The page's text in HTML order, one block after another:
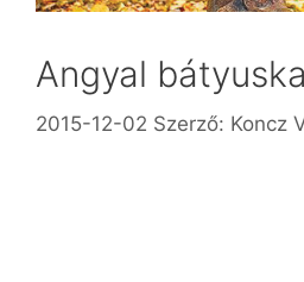
Angyal bátyuska
2015-12-02 Szerző: Koncz